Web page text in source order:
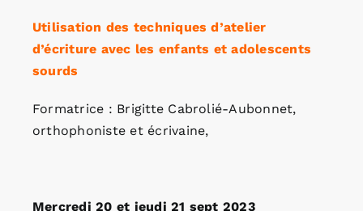
Utilisation des techniques d’atelier
d’écriture avec les enfants et adolescents
sourds
Formatrice : Brigitte Cabrolié-Aubonnet,
orthophoniste et écrivaine,
Mercredi 20 et jeudi 21 sept 2023